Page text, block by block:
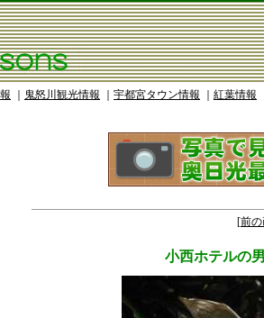
鬼怒川観光情報 宇都宮タウン情報 紅葉情報
[前
小西ホテルの